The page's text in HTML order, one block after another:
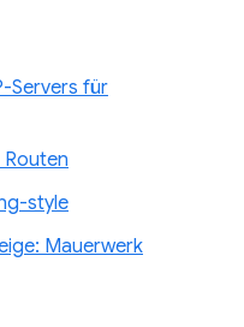
Servers für
style
Mauerwerk